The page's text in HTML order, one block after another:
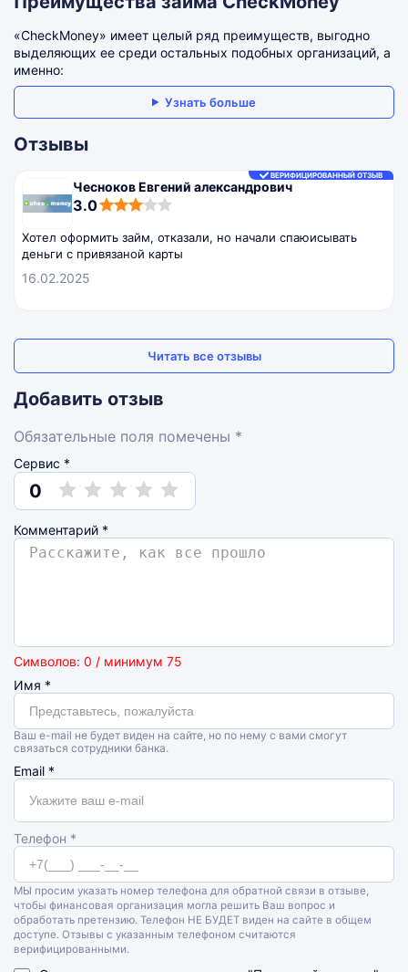
«CheckMoney» имеет целый ряд преимуществ, выгодно
выделяющих ее среди остальных подобных организаций, а
именно:
Узнать больше
Отзывы
ВЕРИФИЦИРОВАННЫЙ ОТЗЫВ
Чесноков Евгений александрович
3.0
3,0
Хотел оформить займ, отказали, но начали спаюисывать
деньги с привязаной карты
16.02.2025
Читать все отзывы
Добавить отзыв
Обязательные поля помечены *
Сервис *
0
Комментарий *
Символов: 0 / минимум 75
Имя *
Ваш e-mail не будет виден на сайте, но по нему с вами смогут
связаться сотрудники банка.
Email *
Телефон *
МЫ просим указать номер телефона для обратной связи в отзыве,
чтобы финансовая организация могла решить Ваш вопрос и
обработать претензию. Телефон НЕ БУДЕТ виден на сайте в общем
доступе. Отзывы с указанным телефоном считаются
верифицированными.